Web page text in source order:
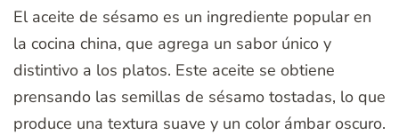
El aceite de sésamo es un ingrediente popular en
la cocina china, que agrega un sabor único y
distintivo a los platos. Este aceite se obtiene
prensando las semillas de sésamo tostadas, lo que
produce una textura suave y un color ámbar oscuro.